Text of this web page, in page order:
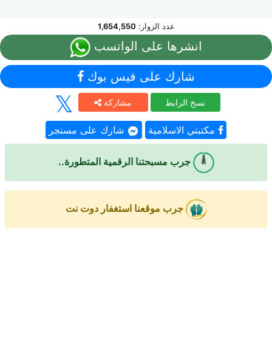
عدد الزوار:1,654,550
انشرها على الواتسب
شارك على فيس بوك
مشاركة نسخ الرابط
شارك على مسنجر مكتبتي الاسلامية
جرب مسبحتنا الرقمية المتطورة..
جرب موقعنا استغفار دوت نت